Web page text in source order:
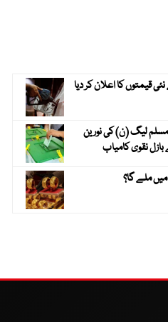
قیمتوں کا اعلان کر دیا
الیکشن ، ایل اے 27 میں مسلم لیگ (ن) کی نورین
میں ملے گا؟